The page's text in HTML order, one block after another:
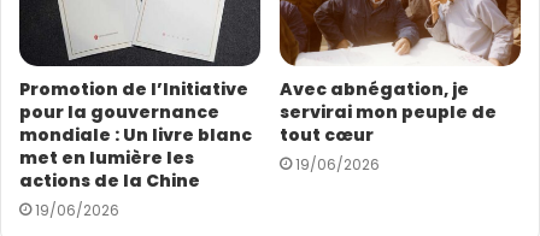
C’est ce qu’a rappelé Gao Jinping, directrice de
l’Institut international de la culture chinoise à
l’Université des langues étrangères de Beijing. Pour elle,
certaines des idées pédagogiques de Confucius, telles
Promotion de l’Initiative
pour la gouvernance
mondiale : Un livre blanc
met en lumière les
actions de la Chine
19/06/2026
Avec abnégation, je
servirai mon peuple de
tout cœur
19/06/2026